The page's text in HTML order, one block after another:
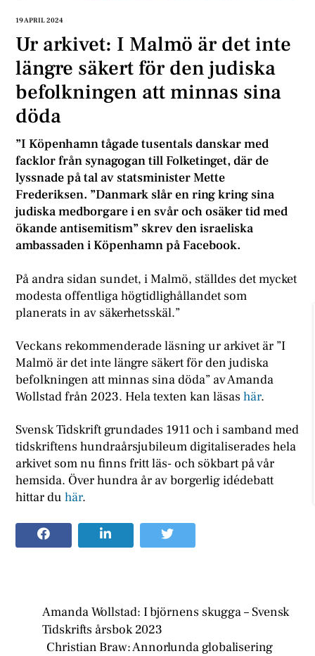
19 APRIL 2024
Ur arkivet: I Malmö är det inte
längre säkert för den judiska
befolkningen att minnas sina
döda
”I Köpenhamn tågade tusentals danskar med
facklor från synagogan till Folketinget, där de
lyssnade på tal av statsminister Mette
Frederiksen. ”Danmark slår en ring kring sina
judiska medborgare i en svår och osäker tid med
ökande antisemitism” skrev den israeliska
ambassaden i Köpenhamn på Facebook.
På andra sidan sundet, i Malmö, ställdes det mycket
modesta offentliga högtidlighållandet som
planerats in av säkerhetsskäl.”
Veckans rekommenderade läsning ur arkivet är ”I
Malmö är det inte längre säkert för den judiska
befolkningen att minnas sina döda” av Amanda
Wollstad från 2023. Hela texten kan läsashär.
Svensk Tidskrift grundades 1911 och i samband med
tidskriftens hundraårsjubileum digitaliserades hela
arkivet som nu finns fritt läs- och sökbart på vår
hemsida. Över hundra år av borgerlig idédebatt
hittar duhär.
Amanda Wollstad: I björnens skugga – Svensk
Tidskrifts årsbok 2023
Christian Braw: Annorlunda globalisering